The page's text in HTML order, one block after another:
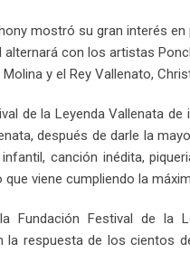
mostró su gran interés
con los artistas
Molina y el Rey Vallenato,
de la Leyenda Vallenata
después de darle la
infantil, canción inédita,
que viene cumpliendo la
Fundación Festival de la
la respuesta de los cientos